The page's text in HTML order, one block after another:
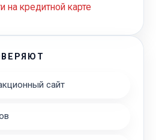
на кредитной карте
сайт